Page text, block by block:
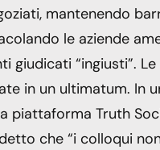
mantenendo
le aziende
giudicati “ingiusti”.
in un ultimatum. In
piattaforma Truth
che “i colloqui